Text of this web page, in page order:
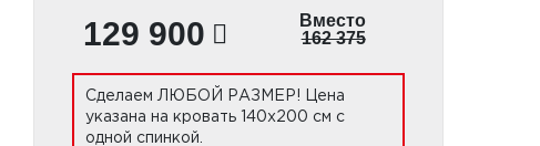
129 900
Вместо
162 375
Сделаем ЛЮБОЙ РАЗМЕР! Цена
указана на кровать 140х200 см с
одной спинкой.